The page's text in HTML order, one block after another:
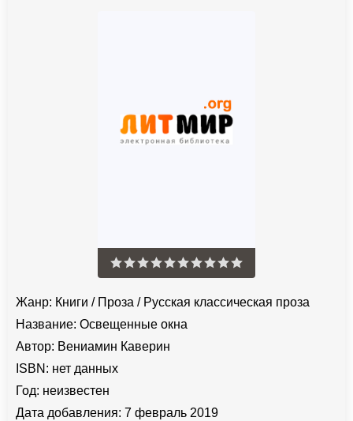
Жанр: Книги / Проза / Русская классическая проза
Название: Освещенные окна
Автор: Вениамин Каверин
ISBN: нет данных
Год: неизвестен
Дата добавления: 7 февраль 2019